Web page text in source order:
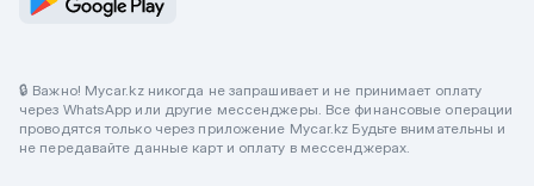
🔒 Важно! Mycar.kz никогда не запрашивает и не принимает оплату
через WhatsApp или другие мессенджеры. Все финансовые операции
проводятся только через приложение Mycar.kz Будьте внимательны и
не передавайте данные карт и оплату в мессенджерах.